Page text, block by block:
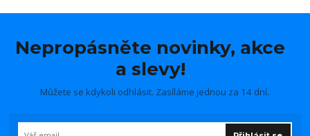
Nepropásněte novinky, akce
a slevy!
Můžete se kdykoli odhlásit. Zasíláme jednou za 14 dní.